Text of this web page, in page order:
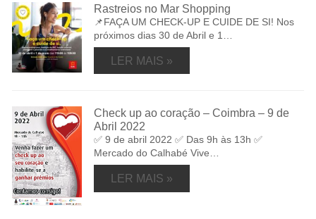
Rastreios no Mar Shopping
📌FAÇA UM CHECK-UP E CUIDE DE SI! Nos
próximos dias 30 de Abril e 1…
LER MAIS »
Check up ao coração – Coimbra – 9 de
Abril 2022
✅ 9 de abril 2022 ✅ Das 9h às 13h ✅
Mercado do Calhabé Vive…
LER MAIS »